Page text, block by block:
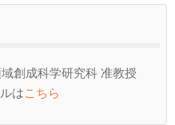
創成科学研究科 准教授
はこちら